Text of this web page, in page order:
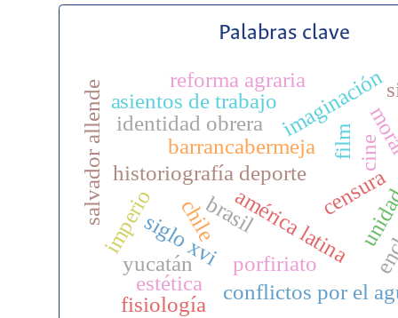
Palabras clave
historiografía deporte
américa latinacensura
cine
film
chile
salvador allende barrancabermeja
identidad obrera imaginación
asientos de trabajo
siglo xvi
conflictos por el
reforma agraria
porfiriato
yucatán
brasil
estética
fisiología
imperio